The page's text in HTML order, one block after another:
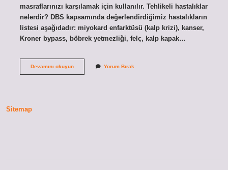
masraflarınızı karşılamak için kullanılır. Tehlikeli hastalıklar
nelerdir? DBS kapsamında değerlendirdiğimiz hastalıkların
listesi aşağıdadır: miyokard enfarktüsü (kalp krizi), kanser,
Kroner bypass, böbrek yetmezliği, felç, kalp kapak…
Devamını okuyunTehlikeli
Yorum Bırak
Sitemap